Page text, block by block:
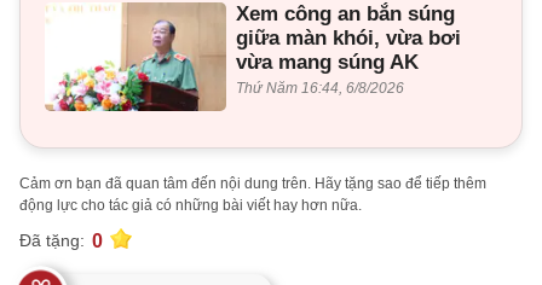
Xem công an bắn súng
giữa màn khói, vừa bơi
vừa mang súng AK
Thứ Năm 16:44, 6/8/2026
Cảm ơn bạn đã quan tâm đến nội dung trên. Hãy tặng sao để tiếp thêm
động lực cho tác giả có những bài viết hay hơn nữa.
Đã tặng: 0